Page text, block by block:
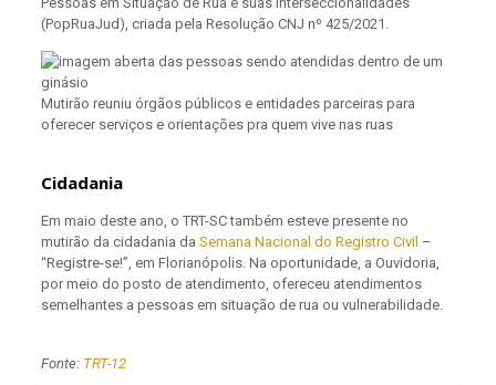
(PopRuaJud), criada pela Resolução CNJ nº 425/2021.
Mutirão reuniu órgãos públicos e entidades parceiras para
oferecer serviços e orientações pra quem vive nas ruas
Cidadania
Em maio deste ano, o TRT-SC também esteve presente no
mutirão da cidadania da Semana Nacional do Registro Civil –
“Registre-se!”, em Florianópolis. Na oportunidade, a Ouvidoria,
por meio do posto de atendimento, ofereceu atendimentos
semelhantes a pessoas em situação de rua ou vulnerabilidade.
Fonte: TRT-12